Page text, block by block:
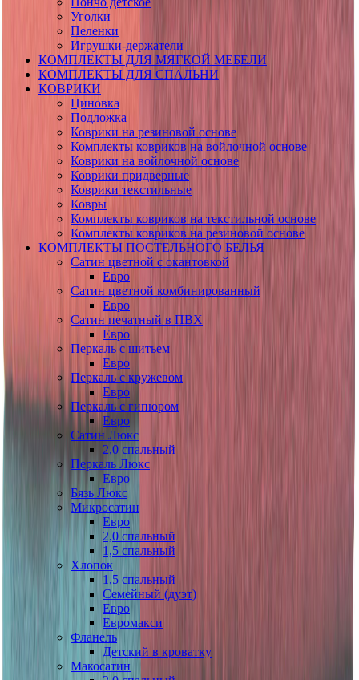
Уголки
Пеленки
Игрушки-держатели
КОМПЛЕКТЫ ДЛЯ МЯГКОЙ МЕБЕЛИ
КОМПЛЕКТЫ ДЛЯ СПАЛЬНИ
КОВРИКИ
Циновка
Подложка
Коврики на резиновой основе
Комплекты ковриков на войлочной основе
Коврики на войлочной основе
Коврики придверные
Коврики текстильные
Ковры
Комплекты ковриков на текстильной основе
Комплекты ковриков на резиновой основе
КОМПЛЕКТЫ ПОСТЕЛЬНОГО БЕЛЬЯ
Сатин цветной с окантовкой
Евро
Сатин цветной комбинированный
Евро
Сатин печатный в ПВХ
Евро
Перкаль с шитьем
Евро
Перкаль с кружевом
Евро
Перкаль с гипюром
Евро
Сатин Люкс
2,0 спальный
Перкаль Люкс
Евро
Бязь Люкс
Микросатин
Евро
2,0 спальный
1,5 спальный
Хлопок
1,5 спальный
Семейный (дуэт)
Евро
Евромакси
Фланель
Детский в кроватку
Макосатин